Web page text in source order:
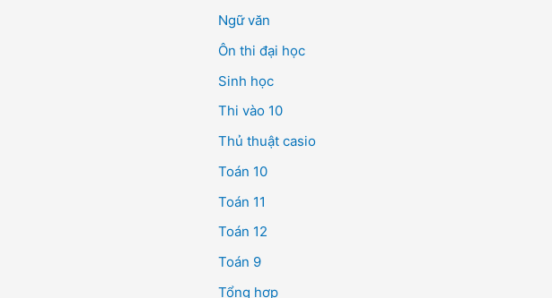
Ngữ văn
Ôn thi đại học
Sinh học
Thi vào 10
Thủ thuật casio
Toán 10
Toán 11
Toán 12
Toán 9
Tổng hợp